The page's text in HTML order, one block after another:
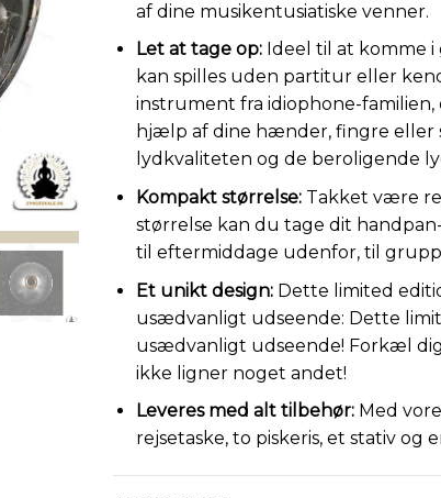
af dine musikentusiatiske venner.
Let at tage op:Ideel til at komme i
kan spilles uden partitur eller
instrument fra idiophone-
hjælp af dine hænder, fingre eller
lydkvaliteten og de beroligende
Kompakt størrelse:Takket være
størrelse kan du tage dit
til eftermiddage udenfor, til
Et unikt design:Dette limited
usædvanligt udseende: Dette
usædvanligt udseende! Forkæl
ikke ligner noget andet!
Leveres med alt tilbehør:Med
rejsetaske, to piskeris, et stativ